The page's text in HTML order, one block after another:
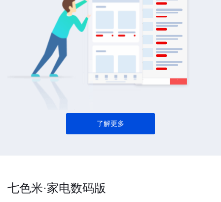
了解更多
七色米·家电数码版